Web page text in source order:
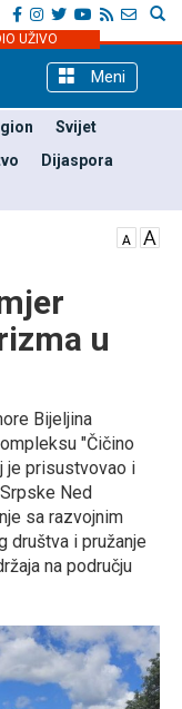
UŽIVO
Meni
Svijet
Dijaspora
u
Bijeljina
"Čičino
je prisustvovao i
Ned
sa razvojnim
društva i pružanje
na području